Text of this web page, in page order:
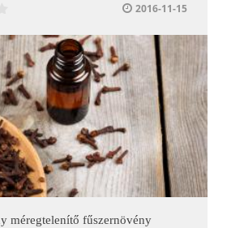
2016-11-15
méregtelenítő fűszernövény